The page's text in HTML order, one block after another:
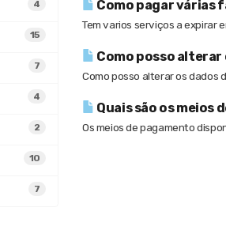
4
15
7
4
2
10
7
Como pagar várias
Tem varios serviços a expirar
Como posso
Como posso alterar os dados
Quais são os meios
Os meios de pagamento